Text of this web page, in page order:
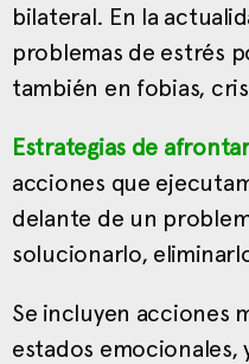
bilateral. En la
problemas de estrés
también en fobias,
Estrategias de
acciones que
delante de un
solucionarlo,
Se incluyen acciones
estados